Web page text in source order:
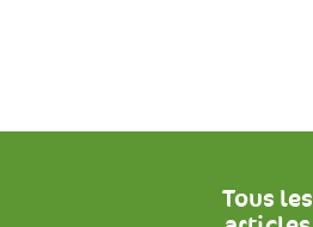
Tous les